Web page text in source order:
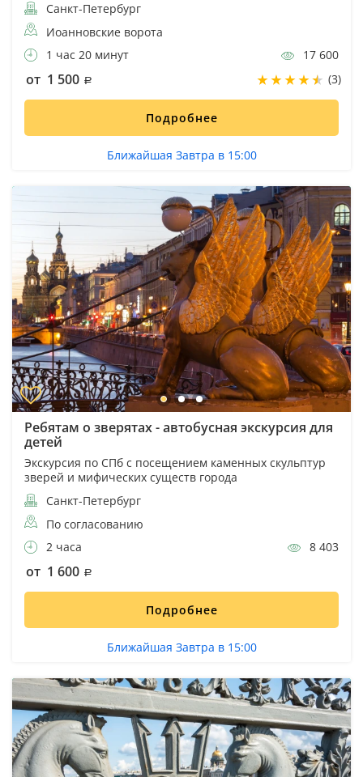
Санкт-Петербург
Иоанновские ворота
1 час 20 минут
17 600
от 1 500 (3)
Подробнее
Ближайшая Завтра в 15:00
Ребятам о зверятах - автобусная экскурсия для
детей
Экскурсия по СПб с посещением каменных скульптур
зверей и мифических существ города
Санкт-Петербург
По согласованию
2 часа
8 403
от 1 600
Подробнее
Ближайшая Завтра в 15:00